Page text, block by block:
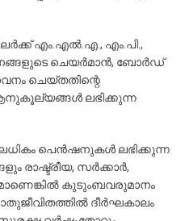
എം.എൽ.എ., എം.പി.,
ചെയർമാൻ, ബോർഡ്
ചെയ്തതിന്റെ
ലഭിക്കുന്ന
പെൻഷനുകൾ ലഭിക്കുന്ന
രാഷ്ട്രീയ, സർക്കാർ,
കുടുംബവരുമാനം
ദീർഘകാലം